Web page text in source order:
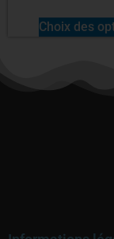
Choix des